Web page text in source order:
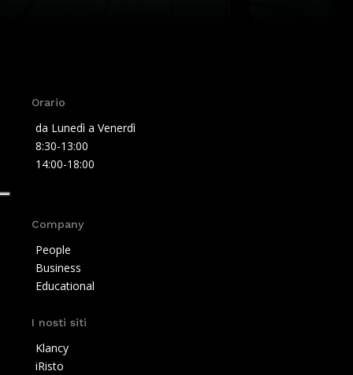
Orario
da Lunedì a Venerdì
8:30-13:00
14:00-18:00
Company
People
Business
Educational
I nosti siti
Klancy
iRisto